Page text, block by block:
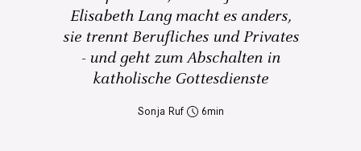
Elisabeth Lang macht es anders,
sie trennt Berufliches und Privates
- und geht zum Abschalten in
katholische Gottesdienste
Sonja Ruf 6